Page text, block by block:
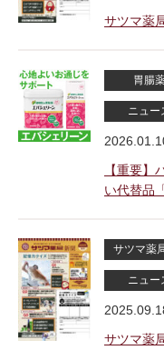
サツマ薬
胃腸
ニュー
【重要】
い代替品
サツマ薬
ニュー
サツマ薬